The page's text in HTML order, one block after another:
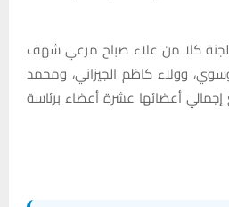
كلا من علاء صباح مرعي شهف
وولاء كاظم الجيزاني، ومحمد
أعضائها عشرة أعضاء برئاسة